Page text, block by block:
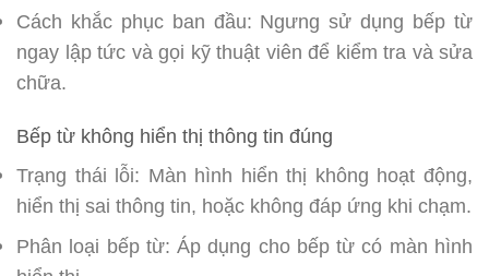
Cách khắc phục ban đầu: Ngưng sử dụng bếp từ
ngay lập tức và gọi kỹ thuật viên để kiểm tra và sửa
chữa.
Bếp từ không hiển thị thông tin đúng
Trạng thái lỗi: Màn hình hiển thị không hoạt động,
hiển thị sai thông tin, hoặc không đáp ứng khi chạm.
Phân loại bếp từ: Áp dụng cho bếp từ có màn hình